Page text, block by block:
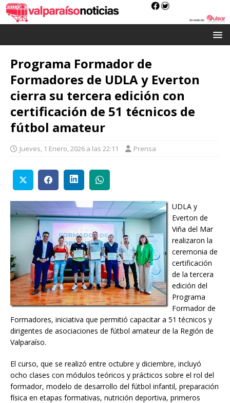
Programa Formador de
Formadores de UDLA y Everton
cierra su tercera edición con
certificación de 51 técnicos de
fútbol amateur
Jueves, 1 Enero, 2026 a las 22:11 Prensa
UDLA y
Everton de
Viña del Mar
realizaron la
ceremonia de
certificación
de la tercera
edición del
Programa
Formador de
Formadores, iniciativa que permitió capacitar a 51 técnicos y
dirigentes de asociaciones de fútbol amateur de la Región de
Valparaíso.
El curso, que se realizó entre octubre y diciembre, incluyó
ocho clases con módulos teóricos y prácticos sobre el rol del
formador, modelo de desarrollo del fútbol infantil, preparación
física en etapas formativas, nutrición deportiva, primeros